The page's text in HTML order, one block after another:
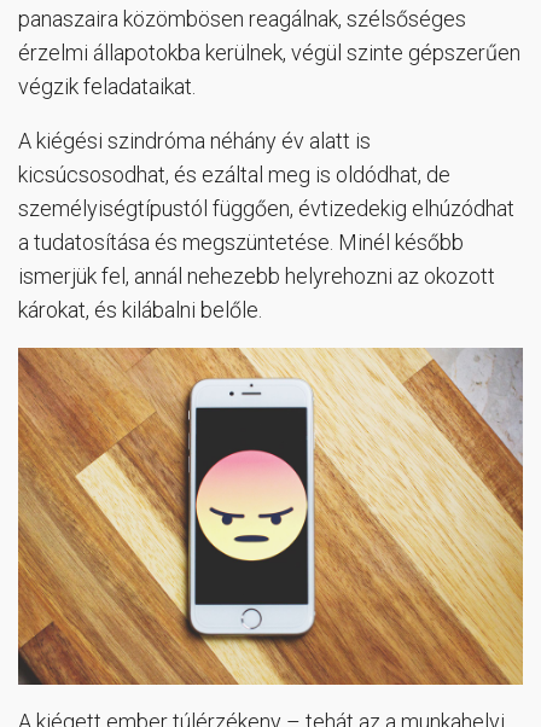
panaszaira közömbösen reagálnak, szélsőséges
érzelmi állapotokba kerülnek, végül szinte gépszerűen
végzik feladataikat.
A kiégési szindróma néhány év alatt is
kicsúcsosodhat, és ezáltal meg is oldódhat, de
személyiségtípustól függően, évtizedekig elhúzódhat
a tudatosítása és megszüntetése. Minél később
ismerjük fel, annál nehezebb helyrehozni az okozott
károkat, és kilábalni belőle.
A kiégett ember túlérzékeny – tehát az a munkahelyi